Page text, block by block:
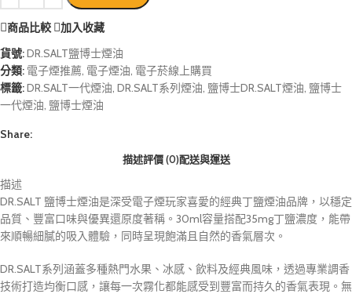
商品比較
加入收藏
貨號:DR.SALT鹽博士煙油
分類: 電子煙推薦, 電子煙油, 電子菸線上購買
標籤:DR.SALT一代煙油, DR.SALT系列煙油, 鹽博士DR.SALT煙油, 鹽博士
一代煙油, 鹽博士煙油
Share:
描述評價 (0)配送與運送
描述
DR.SALT 鹽博士煙油是深受電子煙玩家喜愛的經典丁鹽煙油品牌，以穩定
品質、豐富口味與優異還原度著稱。30ml容量搭配35mg丁鹽濃度，能帶
來順暢細膩的吸入體驗，同時呈現飽滿且自然的香氣層次。
DR.SALT系列涵蓋多種熱門水果、冰感、飲料及經典風味，透過專業調香
技術打造均衡口感，讓每一次霧化都能感受到豐富而持久的香氣表現。無